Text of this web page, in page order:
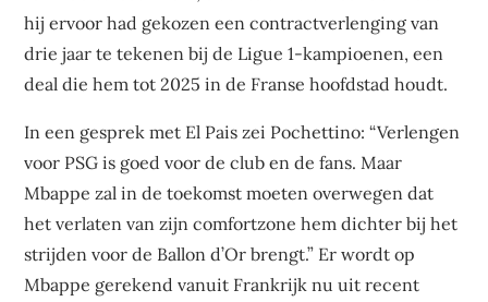
hij ervoor had gekozen een contractverlenging van
drie jaar te tekenen bij de Ligue 1-kampioenen, een
deal die hem tot 2025 in de Franse hoofdstad houdt.
In een gesprek met El Pais zei Pochettino: “Verlengen
voor PSG is goed voor de club en de fans. Maar
Mbappe zal in de toekomst moeten overwegen dat
het verlaten van zijn comfortzone hem dichter bij het
strijden voor de Ballon d’Or brengt.” Er wordt op
Mbappe gerekend vanuit Frankrijk nu uit recent